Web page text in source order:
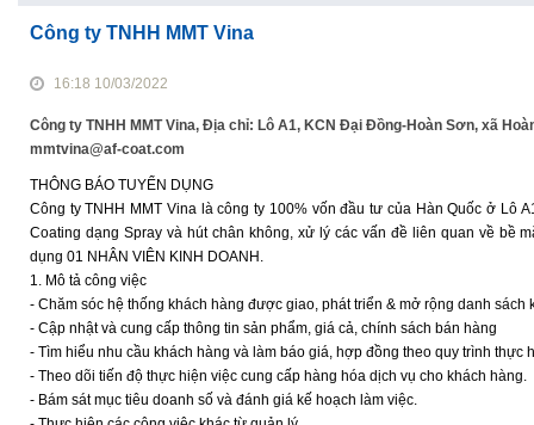
Công ty TNHH MMT Vina
16:18 10/03/2022
Công ty TNHH MMT Vina, Địa chỉ: Lô A1, KCN Đại Đồng-Hoàn Sơn, xã
mmtvina@af-coat.com
THÔNG BÁO TUYỂN DỤNG
Công ty TNHH MMT Vina là công ty 100% vốn đầu tư của Hàn Quốc ở Lô
Coating dạng Spray và hút chân không, xử lý các vấn đề liên quan về bề
dụng 01 NHÂN VIÊN KINH DOANH.
1. Mô tả công việc
- Chăm sóc hệ thống khách hàng được giao, phát triển & mở rộng danh sách
- Cập nhật và cung cấp thông tin sản phẩm, giá cả, chính sách bán hàng
- Tìm hiểu nhu cầu khách hàng và làm báo giá, hợp đồng theo quy trình thực
- Theo dõi tiến độ thực hiện việc cung cấp hàng hóa dịch vụ cho khách hàng.
- Bám sát mục tiêu doanh số và đánh giá kế hoạch làm việc.